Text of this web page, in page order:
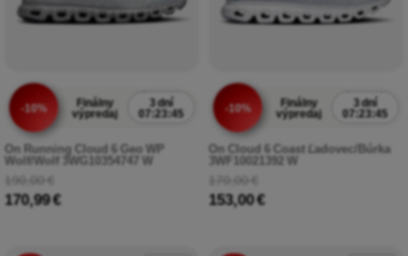
-10%
Finálny
výpredaj
3 dní
07:23:43
On Running Cloud 6 Geo WP
Wolf/Wolf 3WG10354747 W
190,00 €
170,99 €
-10%
Finálny
výpredaj
3 dní
07:23:43
On Cloud 6 Coast Ľadovec/Búrka
3WF10021392 W
170,00 €
153,00 €